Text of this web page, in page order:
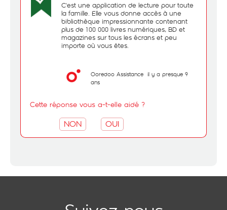
C'est une application de lecture pour toute
la famille. Elle vous donne accès à une
bibliothèque impressionnante contenant
plus de 100 000 livres numériques, BD et
magazines sur tous les écrans et peu
importe où vous êtes.
Ooredoo Assistance il y a presque 9
ans
Cette réponse vous a-t-elle aidé ?
NON OUI